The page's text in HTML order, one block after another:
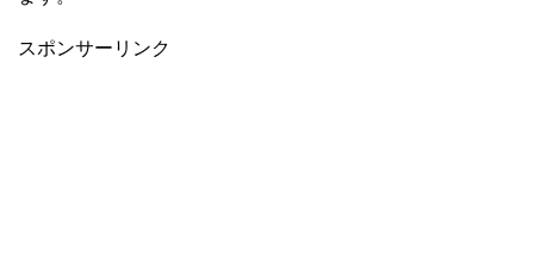
スポンサーリンク